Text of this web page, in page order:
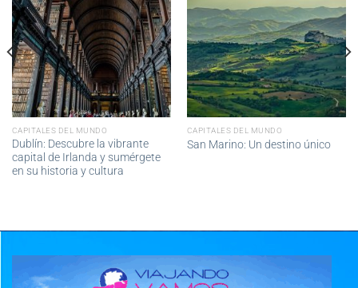
CAPITALES DEL MUNDO
Dublín: Descubre la vibrante
capital de Irlanda y sumérgete
en su historia y cultura
CAPITALES DEL MUNDO
San Marino: Un destino único